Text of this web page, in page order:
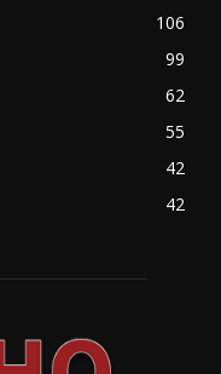
106
99
62
55
42
42